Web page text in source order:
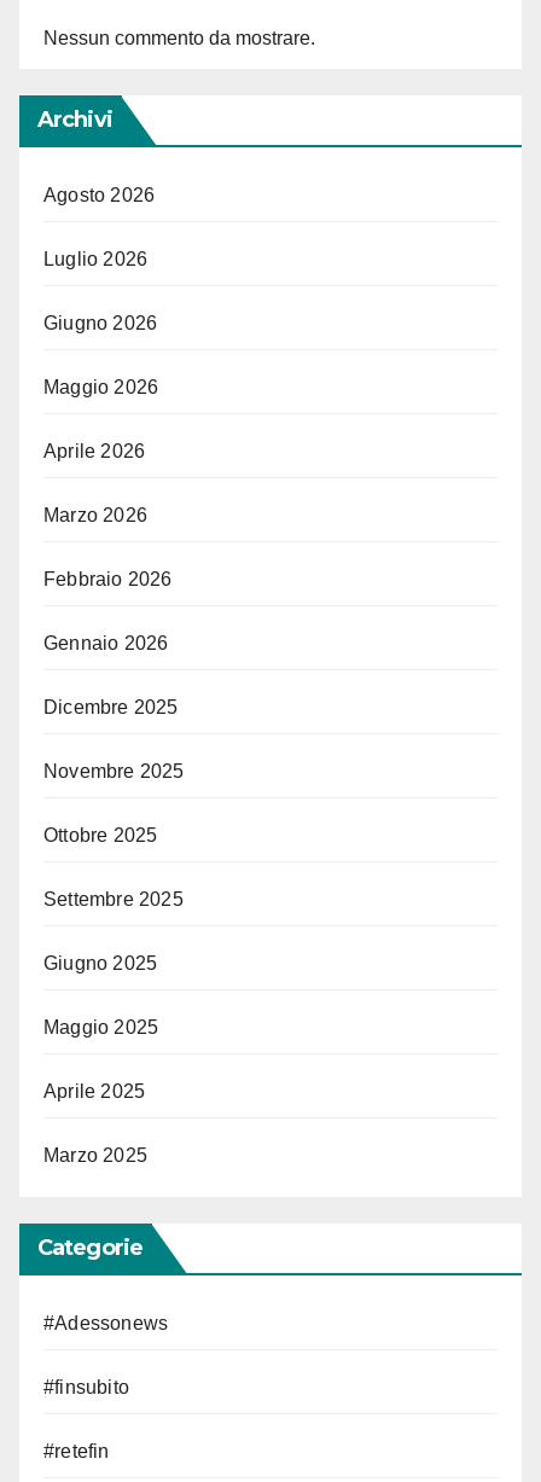
Nessun commento da mostrare.
Archivi
Agosto 2026
Luglio 2026
Giugno 2026
Maggio 2026
Aprile 2026
Marzo 2026
Febbraio 2026
Gennaio 2026
Dicembre 2025
Novembre 2025
Ottobre 2025
Settembre 2025
Giugno 2025
Maggio 2025
Aprile 2025
Marzo 2025
Categorie
#Adessonews
#finsubito
#retefin